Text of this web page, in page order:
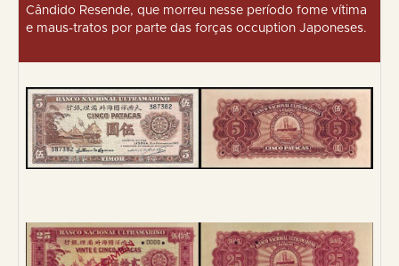
Cândido Resende, que morreu nesse período fome vítima
e maus-tratos por parte das forças occuption Japoneses.